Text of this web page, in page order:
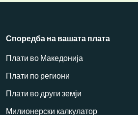
Споредба на вашата плата
Плати во Македонија
Плати по региони
Плати во други земји
Милионерски калкулатор